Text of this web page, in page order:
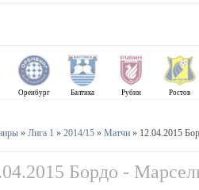
Оренбург Балтика Рубин Ростов
» Лига 1 » 2014/15» Матчи» 12.04.2015
Бордо -